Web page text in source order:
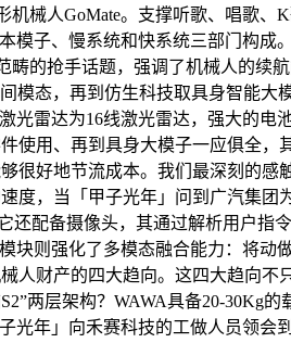
机械人GoMate。支撑听歌、唱歌
子、慢系统和快系统三部门构成
的抢手话题，强调了机械人的续
模态，再到仿生科技取具身智能
光雷达为16线激光雷达，强大的
使用、再到具身大模子一应俱全
很好地节流成本。我们最深刻的
度，当「甲子光年」问到广汽集
还配备摄像头，其通过解析用户
块则强化了多模态融合能力：将
人财产的四大趋向。这四大趋向
两层架构？WAWA具备20-30Kg
光年」向禾赛科技的工做人员领